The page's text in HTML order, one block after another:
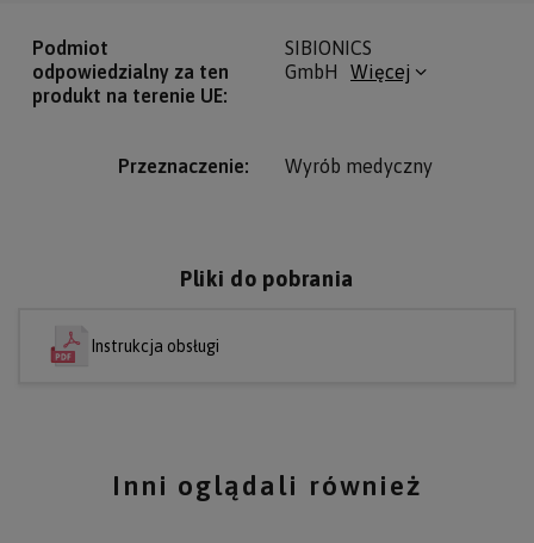
Podmiot
odpowiedzialny za ten
produkt na terenie UE
SIBIONICS
GmbH
Więcej
Przeznaczenie Wyrób medyczny
Pliki do pobrania
Instrukcja obsługi
Inni oglądali również